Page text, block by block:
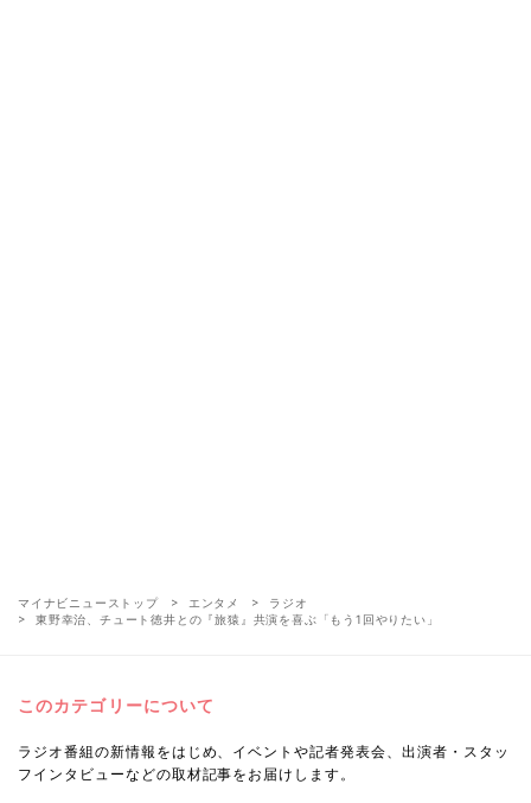
マイナビニューストップ エンタメ
ラジオ
東野幸治、チュート徳井との『旅猿』共演を喜ぶ「もう1回やりたい」
このカテゴリーについて
ラジオ番組の新情報をはじめ、イベントや記者発表会、出演者・スタッ
フインタビューなどの取材記事をお届けします。